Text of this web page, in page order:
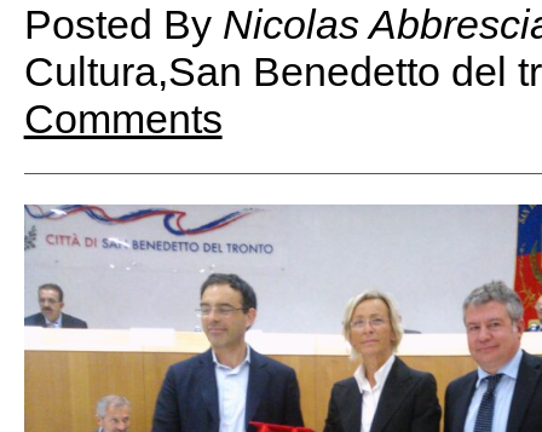
Posted By Nicolas
Cultura,San Benedetto del
Comments